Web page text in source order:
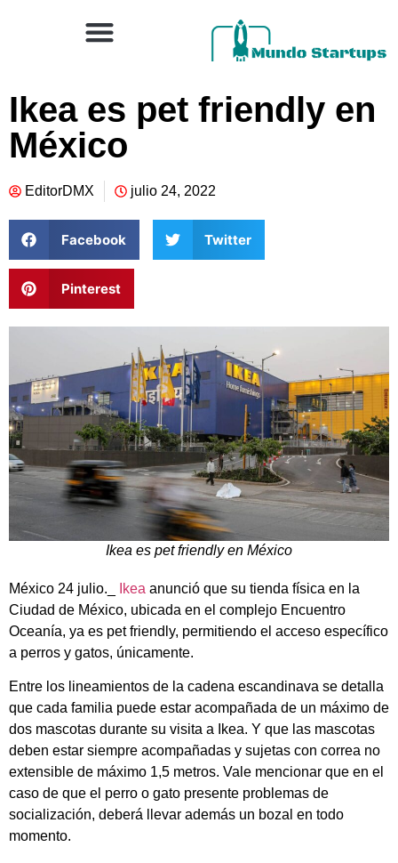
Ikea es pet friendly en
México
EditorDMX julio 24, 2022
Facebook Twitter
Pinterest
Ikea es pet friendly en México
México 24 julio._ Ikea anunció que su tienda física en la
Ciudad de México, ubicada en el complejo Encuentro
Oceanía, ya es pet friendly, permitiendo el acceso específico
a perros y gatos, únicamente.
Entre los lineamientos de la cadena escandinava se detalla
que cada familia puede estar acompañada de un máximo de
dos mascotas durante su visita a Ikea. Y que las mascotas
deben estar siempre acompañadas y sujetas con correa no
extensible de máximo 1,5 metros. Vale mencionar que en el
caso de que el perro o gato presente problemas de
socialización, deberá llevar además un bozal en todo
momento.